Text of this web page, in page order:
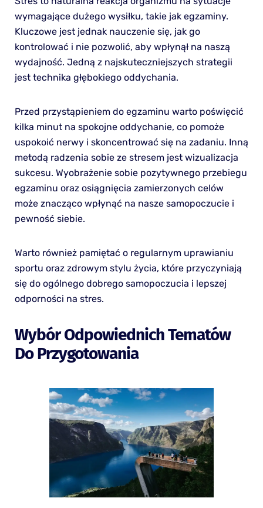
wymagające dużego wysiłku, takie jak egzaminy.
Kluczowe jest jednak nauczenie się, jak go
kontrolować i nie pozwolić, aby wpłynął na naszą
wydajność. Jedną z najskuteczniejszych strategii
jest technika głębokiego oddychania.
Przed przystąpieniem do egzaminu warto poświęcić
kilka minut na spokojne oddychanie, co pomoże
uspokoić nerwy i skoncentrować się na zadaniu. Inną
metodą radzenia sobie ze stresem jest wizualizacja
sukcesu. Wyobrażenie sobie pozytywnego przebiegu
egzaminu oraz osiągnięcia zamierzonych celów
może znacząco wpłynąć na nasze samopoczucie i
pewność siebie.
Warto również pamiętać o regularnym uprawianiu
sportu oraz zdrowym stylu życia, które przyczyniają
się do ogólnego dobrego samopoczucia i lepszej
odporności na stres.
Wybór Odpowiednich Tematów
Do Przygotowania